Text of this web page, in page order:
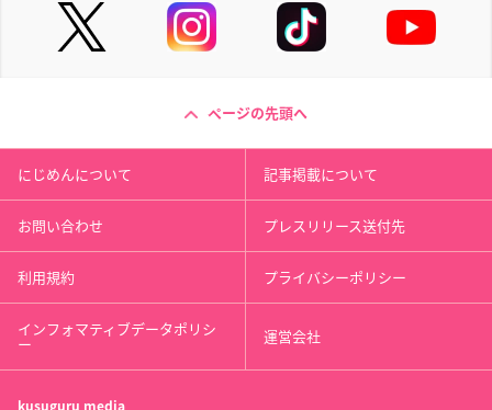
ページの先頭へ
にじめんについて 記事掲載について
お問い合わせ プレスリリース送付先
利用規約 プライバシーポリシー
インフォマティブデータポリシ
ー 運営会社
kusuguru media